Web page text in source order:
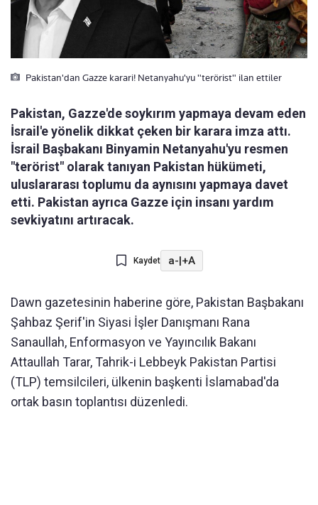
Pakistan'dan Gazze karari! Netanyahu'yu "terörist" ilan ettiler
Pakistan, Gazze'de soykırım yapmaya devam eden
İsrail'e yönelik dikkat çeken bir karara imza attı.
İsrail Başbakanı Binyamin Netanyahu'yu resmen
"terörist" olarak tanıyan Pakistan hükümeti,
uluslararası toplumu da aynısını yapmaya davet
etti. Pakistan ayrıca Gazze için insanı yardım
sevkiyatını artıracak.
Kaydet a-|+A
Dawn gazetesinin haberine göre, Pakistan Başbakanı
Şahbaz Şerif'in Siyasi İşler Danışmanı Rana
Sanaullah, Enformasyon ve Yayıncılık Bakanı
Attaullah Tarar, Tahrik-i Lebbeyk Pakistan Partisi
(TLP) temsilcileri, ülkenin başkenti İslamabad'da
ortak basın toplantısı düzenledi.